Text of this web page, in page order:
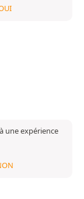
une expérience